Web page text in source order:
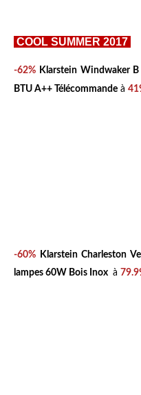
COOL SUMMER 2017
-62% Klarstein Windwaker
BTU A++ Télécommande à
-60%
Klarstein Charleston
lampes 60W Bois Inox à